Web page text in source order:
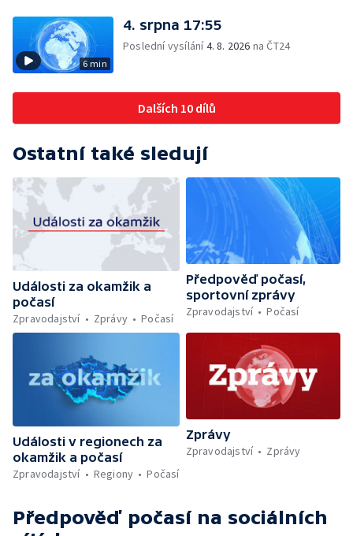
6 min
4. srpna 17:55
Poslední vysílání4. 8. 2026 na ČT24
Dalších 10 dílů
Ostatní také sledují
Události za okamžik a
počasí
Zpravodajství
Zprávy Počasí
Předpověď počasí,
sportovní zprávy
Zpravodajství
Počasí
Události v regionech za
okamžik a počasí
Zpravodajství
Regiony Počasí
Zprávy
Zpravodajství
Zprávy
Předpověď počasí na sociálních